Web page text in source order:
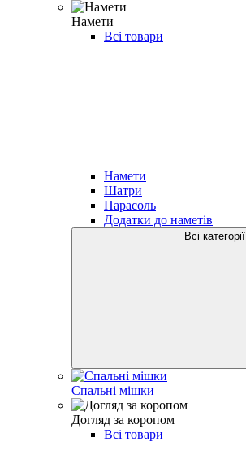
Намети
Всі товари
Намети
Шатри
Парасоль
Додатки до наметів
Всі категорії
Спальні мішки
Догляд за коропом
Всі товари